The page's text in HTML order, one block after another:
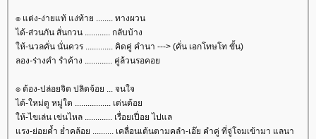
๏ แต่ง-ง่ายแท้ แง่ท้าย ........ ทางผวน
ได้-ส่วนกัน สั่นกวน ............ กลับบ้าง
ห้-นวลคั่น นั่นควร ............. คิดคู่ คำนา ---> (คั่น เอกโทษโท ขั้น)
ลอง-ร่างคำ รำค้าง ............. คู่ล้วนรอคอ
๏ ต้อง-ปล่อยจิต ปลิดจ้อย ... จนใจ
ได้-ใหม่ดู หมู่ใด ................. เด่นด้อ
ห้-ไขเล่น เข่นไหล ............. เรื่อยเปื่อย ไปแล
รง-ย่อยค้ำ ย่ำคล้อย .......... เคลื่อนเต้นตามคลำ-เอ๊ย คำคู่ ที่จู่โจมเข้ามา แลนา